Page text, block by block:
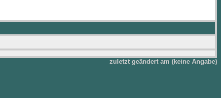
zuletzt geändert am (keine Angabe)